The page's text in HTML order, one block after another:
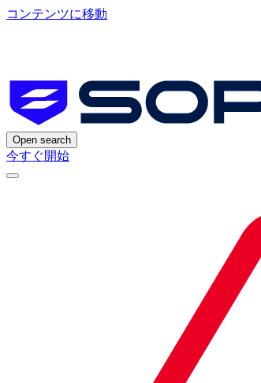
コンテンツに移動
Open search
今すぐ開始